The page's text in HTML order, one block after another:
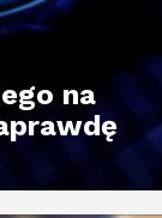
na